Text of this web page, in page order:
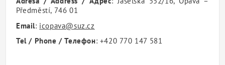
Předměstí, 746 01
Email: icopava@suz.cz
Tel / Phone / Телефон: +420 770 147 581